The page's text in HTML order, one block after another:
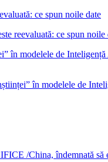
reevaluată: ce spun noile
în modelele de